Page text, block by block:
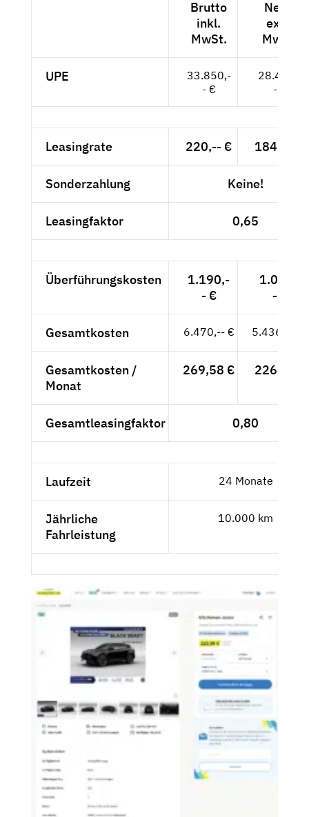
Brutto
inkl.
MwSt.
Netto
exkl.
MwSt.
UPE
33.850,-
- €
28.445,-
- €
Leasingrate 220,-- € 184,87 €
Sonderzahlung Keine!
Leasingfaktor 0,65
Überführungskosten
1.190,-
- €
1.000,-
- €
Gesamtkosten 6.470,-- € 5.436,97 €
Gesamtkosten /
Monat
269,58 € 226,54 €
Gesamtleasingfaktor 0,80
Laufzeit 24 Monate
Jährliche
Fahrleistung
10.000 km